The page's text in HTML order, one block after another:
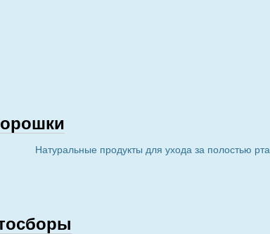
Натуральные продукты для ухода за полостью рта